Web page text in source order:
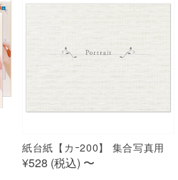
紙台紙【カｰ200】 集合写真用
¥528 (税込) 〜